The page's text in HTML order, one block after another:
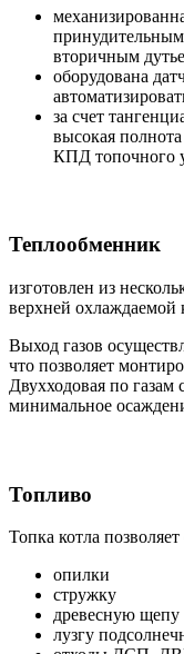
вторичным
оборудована
за счет
высокая
КПД топочного
Теплообменник
изготовлен из
верхней
Выход газов
что позволяет
Двухходовая по газам
минимальное
Топливо
Топка котла
опилки
стружку
древесную щепу
лузгу